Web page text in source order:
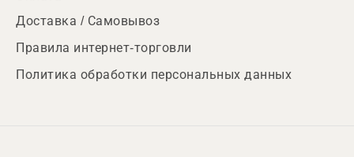
Доставка / Самовывоз
Правила интернет-торговли
Политика обработки персональных данных